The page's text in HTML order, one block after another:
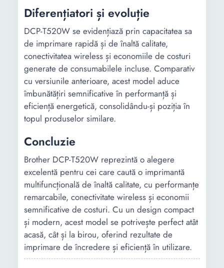
Diferențiatori și evoluție
DCP-T520W se evidențiază prin capacitatea sa
de imprimare rapidă și de înaltă calitate,
conectivitatea wireless și economiile de costuri
generate de consumabilele incluse. Comparativ
cu versiunile anterioare, acest model aduce
îmbunătățiri semnificative în performanță și
eficiență energetică, consolidându-și poziția în
topul produselor similare.
Concluzie
Brother DCP-T520W reprezintă o alegere
excelentă pentru cei care caută o imprimantă
multifuncțională de înaltă calitate, cu performanțe
remarcabile, conectivitate wireless și economii
semnificative de costuri. Cu un design compact
și modern, acest model se potrivește perfect atât
acasă, cât și la birou, oferind rezultate de
imprimare de încredere și eficiență în utilizare.